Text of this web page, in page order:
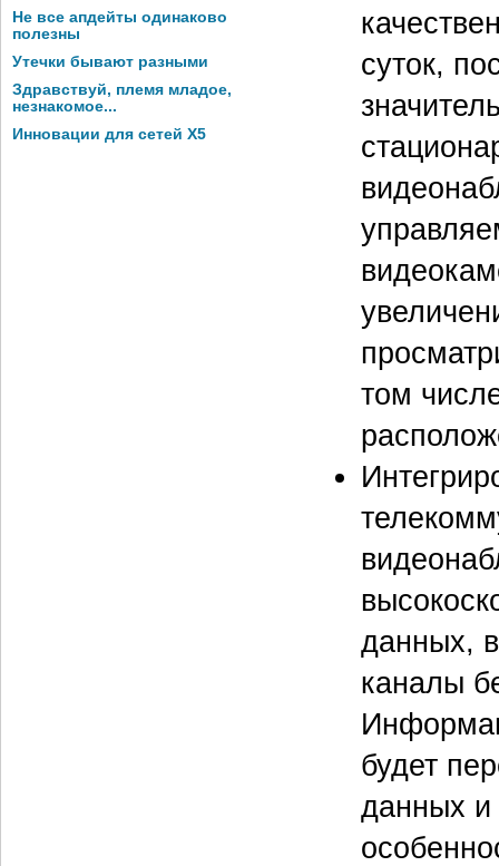
Не все апдейты одинаково
полезны
Утечки бывают разными
Здравствуй, племя младое,
незнакомое...
Инновации для сетей X5
суток,
том
данных,
каналы
будет
данных и